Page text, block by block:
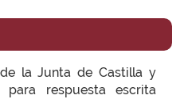
la Junta de Castilla y
respuesta escrita